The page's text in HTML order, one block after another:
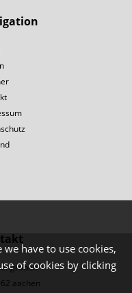
1
aachen
have to use cookies,
of cookies by clicking